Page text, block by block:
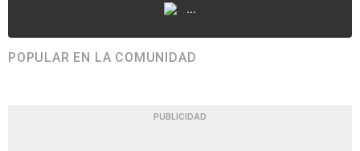
...
POPULAR EN LA COMUNIDAD
PUBLICIDAD